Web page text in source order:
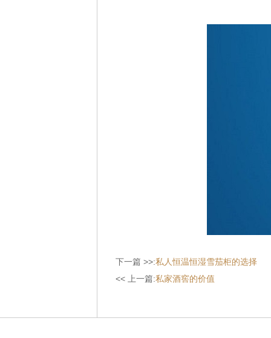
下一篇 >>:私人恒温恒湿雪茄柜的选择
<< 上一篇:私家酒窖的价值